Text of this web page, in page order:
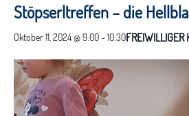
Stöpserltreffen – die
Oktober 11, 2024 @ 9:00- 10:30FREIWILLIGER